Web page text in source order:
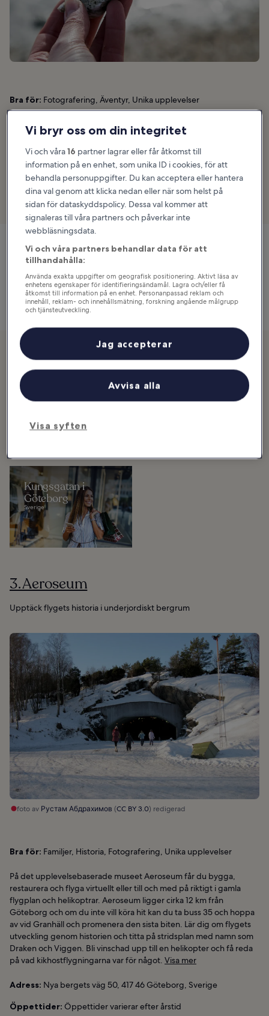
Bra för: Fotografering, Äventyr, Unika upplevelser
Följ med en lokal fiskare ut på ostronsafari i den vackra bohuslänska
skärgården. Det finns turer att boka som utgår från bland annat
Hönö i den norra delen av skärgården eller Lysekil som ligger cirka
13 mil norr om Göteborg. Äventyret tar dig till en av Bohusläns
ostronbankar där du hjälper till att plocka upp ostronen samtidigt
som du får lära dig mer om dem. Självklart får du också vara med
och öppna och avnjuta din skörd, inte sällan direkt vid
strandkanten.
Ostronsafari
Karta
Kolla in
Göteborg
Röda Sten Konsthall
i Göteborg
Kungsgatan i
Göteborg
Sverige
3. Aeroseum
Upptäck flygets historia i underjordiskt bergrum
foto av Рустам Абдрахимов (CC BY 3.0) redigerad
Bra för: Familjer, Historia, Fotografering, Unika upplevelser
På det upplevelsebaserade museet Aeroseum får du bygga,
restaurera och flyga virtuellt eller till och med på riktigt i gamla
flygplan och helikoptrar. Aeroseum ligger cirka 12 km från
Göteborg och om du inte vill köra hit kan du ta buss 35 och hoppa
av vid Granhäll och promenera den sista biten. Lär dig om flygets
utveckling genom historien och titta på stridsplan med namn som
Draken och Viggen. Bli vinschad upp till en helikopter och få reda
på vad kikhostflygningarna var för något. Visa mer
Adress: Nya bergets väg 50, 417 46 Göteborg, Sverige
Öppettider: Öppettider varierar efter årstid
Vi bryr oss om din integritet
Vi och våra16 partner lagrar eller får åtkomst till
information på en enhet, som unika ID i cookies, för att
behandla personuppgifter. Du kan acceptera eller hantera
dina val genom att klicka nedan eller när som helst på
sidan för dataskyddspolicy. Dessa val kommer att
signaleras till våra partners och påverkar inte
webbläsningsdata.
Vi och våra partners behandlar data för att
tillhandahålla:
Använda exakta uppgifter om geografisk positionering. Aktivt läsa av
enhetens egenskaper för identifieringsändamål. Lagra och/eller få
åtkomst till information på en enhet. Personanpassad reklam och
innehåll, reklam- och innehållsmätning, forskning angående målgrupp
och tjänsteutveckling.
Visa syften
Avvisa alla
Jag accepterar